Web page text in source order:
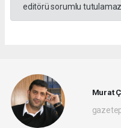
editörü sorumlu
Murat